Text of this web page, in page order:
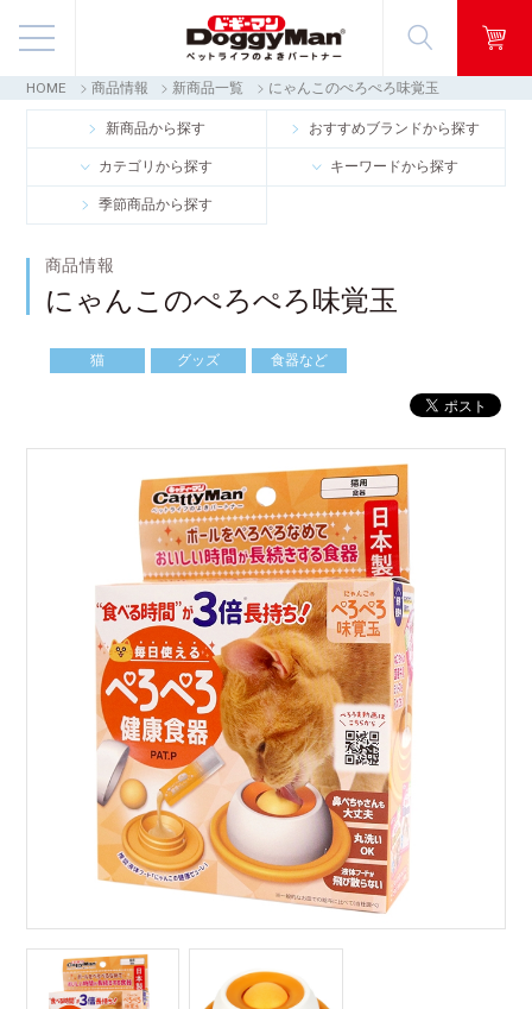
商品情報
映像ギャラリー
お客様窓口・Q＆A
会社情報
English
HOME 商品情報 新商品一覧 にゃんこのぺろぺろ味覚玉
新商品から探す おすすめブランドから探す
カテゴリから探す キーワードから探す
季節商品から探す
商品情報
にゃんこのぺろぺろ味覚玉
猫 グッズ 食器など